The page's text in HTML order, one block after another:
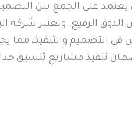
يعتمد على الجمع بين
الرفيع. وتعتبر شركة
والتنفيذ، مما
تنفيذ مشاريع تنسيق